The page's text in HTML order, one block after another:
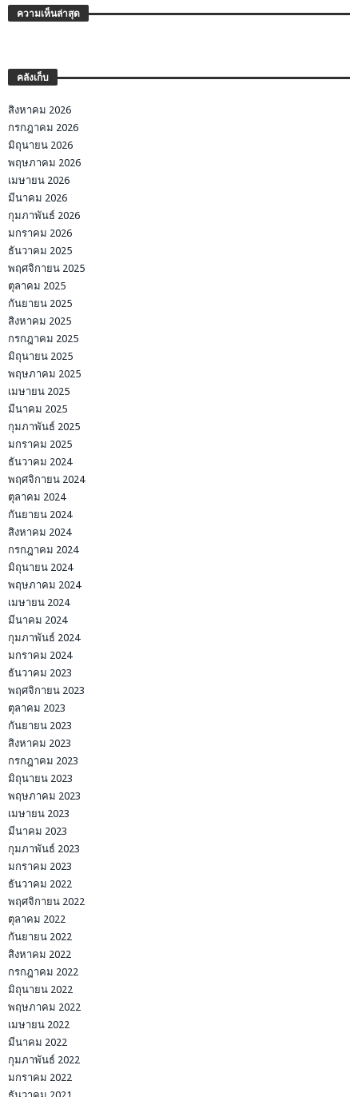
ความเห็นล่าสุด
คลังเก็บ
สิงหาคม 2026
กรกฎาคม 2026
มิถุนายน 2026
พฤษภาคม 2026
เมษายน 2026
มีนาคม 2026
กุมภาพันธ์ 2026
มกราคม 2026
ธันวาคม 2025
พฤศจิกายน 2025
ตุลาคม 2025
กันยายน 2025
สิงหาคม 2025
กรกฎาคม 2025
มิถุนายน 2025
พฤษภาคม 2025
เมษายน 2025
มีนาคม 2025
กุมภาพันธ์ 2025
มกราคม 2025
ธันวาคม 2024
พฤศจิกายน 2024
ตุลาคม 2024
กันยายน 2024
สิงหาคม 2024
กรกฎาคม 2024
มิถุนายน 2024
พฤษภาคม 2024
เมษายน 2024
มีนาคม 2024
กุมภาพันธ์ 2024
มกราคม 2024
ธันวาคม 2023
พฤศจิกายน 2023
ตุลาคม 2023
กันยายน 2023
สิงหาคม 2023
กรกฎาคม 2023
มิถุนายน 2023
พฤษภาคม 2023
เมษายน 2023
มีนาคม 2023
กุมภาพันธ์ 2023
มกราคม 2023
ธันวาคม 2022
พฤศจิกายน 2022
ตุลาคม 2022
กันยายน 2022
สิงหาคม 2022
กรกฎาคม 2022
มิถุนายน 2022
พฤษภาคม 2022
เมษายน 2022
มีนาคม 2022
กุมภาพันธ์ 2022
มกราคม 2022